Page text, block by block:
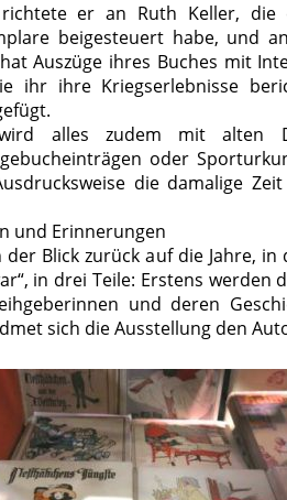
er an Ruth Keller, die
beigesteuert habe, und
Auszüge ihres Buches mit
ihr ihre Kriegserlebnisse
alles zudem mit alten
oder
die damalige
und Erinnerungen
Blick zurück auf die Jahre, in
in drei Teile: Erstens werden
und deren
sich die Ausstellung den